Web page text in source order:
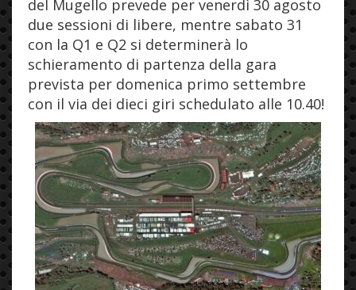
del Mugello prevede per venerdì 30 agosto
due sessioni di libere, mentre sabato 31
con la Q1 e Q2 si determinerà lo
schieramento di partenza della gara
prevista per domenica primo settembre
con il via dei dieci giri schedulato alle 10.40!